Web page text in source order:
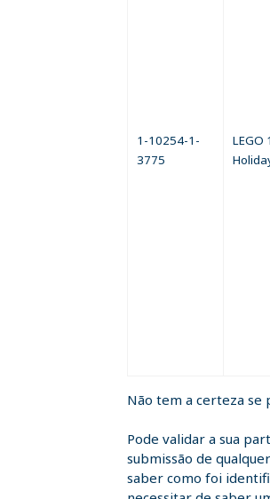
1-10254-1-
3775
LEGO
Não tem a certeza se
Pode validar a sua
submissão de
saber como foi